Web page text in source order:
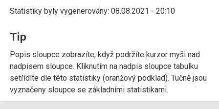
Statistiky byly vygenerovány: 08.08.2021 - 20:10
Tip
Popis sloupce zobrazíte, když podržíte kurzor myši nad
nadpisem sloupce. Kliknutím na nadpis sloupce tabulku
setřídíte dle této statistiky (oranžový podklad). Tučně jsou
vyznačeny sloupce se základními statistikami.